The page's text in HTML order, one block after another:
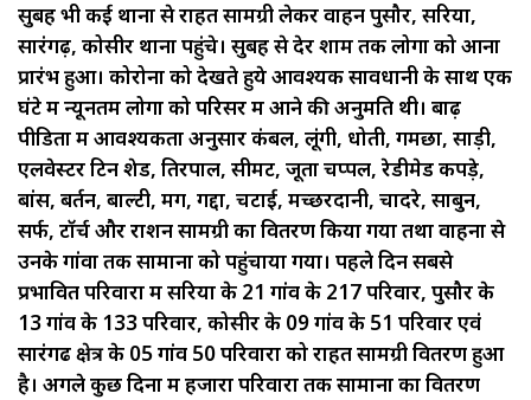
सुबह भी कई थानों से राहत सामग्री लेकर वाहन पुसौर, सरिया,
सारंगढ़, कोसीर थाना पहुंचे। सुबह से देर शाम तक लोगों को आना
प्रारंभ हुआ। कोरोना को देखते हुये आवश्यक सावधानी के साथ एक
घंटे में न्यूनतम लोगों को परिसर में आने की अनुमति थी। बाढ़
पीडितों में आवश्यकता अनुसार कंबल, लूंगी, धोती, गमछा, साड़ी,
एलवेस्टर टिन शेड, तिरपाल, सीमेंट, जूता चप्पल, रेडीमेड कपड़े,
बांस, बर्तन, बाल्टी, मग, गद्दा, चटाई, मच्छरदानी, चादरे, साबुन,
सर्फ, टॉर्च और राशन सामग्री का वितरण किया गया तथा वाहनों से
उनके गांवों तक सामानों को पहुंचाया गया। पहले दिन सबसे
प्रभावित परिवारों में सरिया के 21 गांव के 217 परिवार, पुसौर के
13 गांव के 133 परिवार, कोसीर के 09 गांव के 51 परिवार एवं
सारंगढ क्षेत्र के 05 गांव 50 परिवारों को राहत सामग्री वितरण हुआ
है। अगले कुछ दिनों में हजारों परिवारों तक सामानों का वितरण